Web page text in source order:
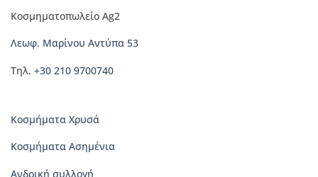
Κοσμηματοπωλείο Ag2
Λεωφ. Μαρίνου Αντύπα 53
Τηλ. +30 210 9700740
Κοσμήματα Χρυσά
Κοσμήματα Ασημένια
Ανδρική συλλογή